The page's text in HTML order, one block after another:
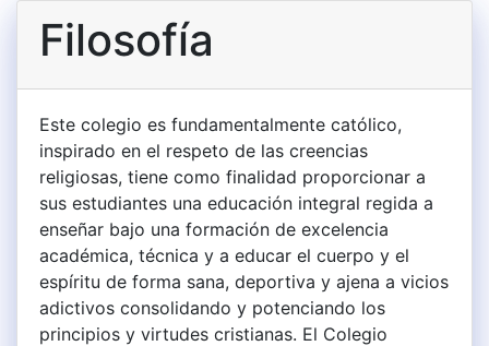
Filosofía
Este colegio es fundamentalmente católico,
inspirado en el respeto de las creencias
religiosas, tiene como finalidad proporcionar a
sus estudiantes una educación integral regida a
enseñar bajo una formación de excelencia
académica, técnica y a educar el cuerpo y el
espíritu de forma sana, deportiva y ajena a vicios
adictivos consolidando y potenciando los
principios y virtudes cristianas. El Colegio